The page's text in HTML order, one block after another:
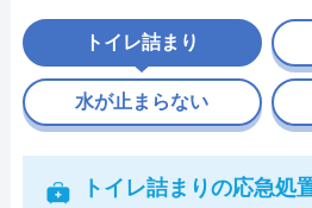
トイレ詰まり
トイレ詰まりの応急処
水が止まらない